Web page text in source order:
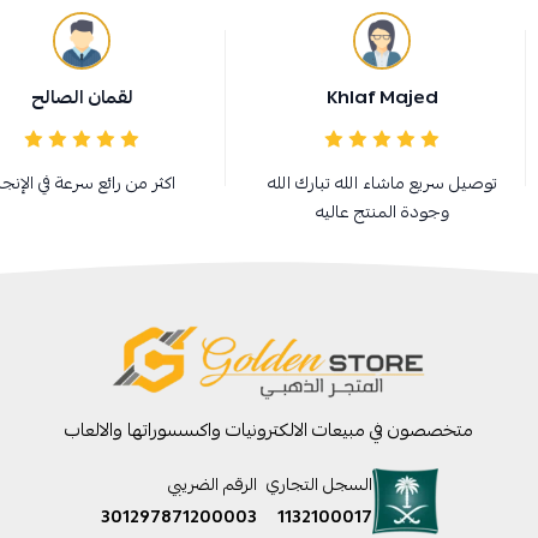
Khlaf Majed
توصيل سريع ماشاء الله تبارك الله
وجودة المنتج عاليه
لقمان الصالح
اكثر من رائع سرعة في
متخصصون في مبيعات الالكترونيات واكسسوراتها والالعاب
السجل التجاري
1132100017
الرقم الضريبي
301297871200003